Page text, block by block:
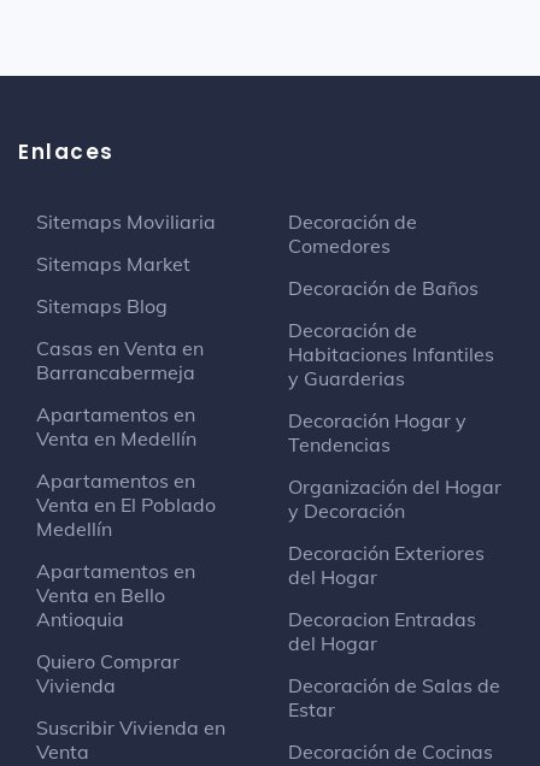
Enlaces
Sitemaps Moviliaria
Sitemaps Market
Sitemaps Blog
Casas en Venta en
Barrancabermeja
Apartamentos en
Venta en Medellín
Apartamentos en
Venta en El Poblado
Medellín
Apartamentos en
Venta en Bello
Antioquia
Quiero Comprar
Vivienda
Suscribir Vivienda en
Venta
Decoración de
Comedores
Decoración de Baños
Decoración de
Habitaciones Infantiles
y Guarderias
Decoración Hogar y
Tendencias
Organización del Hogar
y Decoración
Decoración Exteriores
del Hogar
Decoracion Entradas
del Hogar
Decoración de Salas de
Estar
Decoración de Cocinas